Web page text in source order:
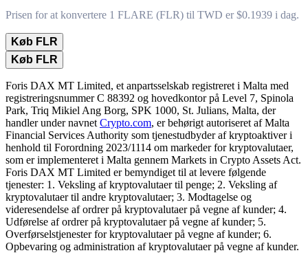
Prisen for at konvertere 1 FLARE (FLR) til TWD er $0.1939 i dag.
Køb FLR
Køb FLR
Foris DAX MT Limited, et anpartsselskab registreret i Malta med
registreringsnummer C 88392 og hovedkontor på Level 7, Spinola
Park, Triq Mikiel Ang Borg, SPK 1000, St. Julians, Malta, der
handler under navnet Crypto.com, er behørigt autoriseret af Malta
Financial Services Authority som tjenestudbyder af kryptoaktiver i
henhold til Forordning 2023/1114 om markeder for kryptovalutaer,
som er implementeret i Malta gennem Markets in Crypto Assets Act.
Foris DAX MT Limited er bemyndiget til at levere følgende
tjenester: 1. Veksling af kryptovalutaer til penge; 2. Veksling af
kryptovalutaer til andre kryptovalutaer; 3. Modtagelse og
videresendelse af ordrer på kryptovalutaer på vegne af kunder; 4.
Udførelse af ordrer på kryptovalutaer på vegne af kunder; 5.
Overførselstjenester for kryptovalutaer på vegne af kunder; 6.
Opbevaring og administration af kryptovalutaer på vegne af kunder.